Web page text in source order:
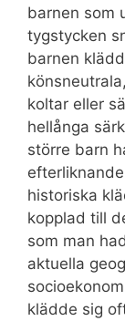
barnen som
tygstycken
barnen
koltar eller
hellånga
större barn
historiska
kopplad till
som man
aktuella
klädde sig